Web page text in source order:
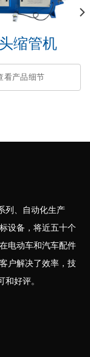
缩管机
看产品细节
列、自动化生产
设备，将近五十个
电动车和汽车配件
户解决了效率，技
好评。